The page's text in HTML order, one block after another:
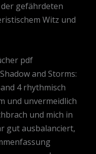
gefährdeten
Witz und
pdf
and Storms:
4 rhythmisch
und unvermeidlich
und mich in
gut ausbalanciert,